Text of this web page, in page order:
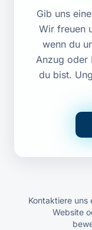
Gib uns
Wir freuen
wenn du
Anzug oder
du bist.
Kontaktiere uns
Website